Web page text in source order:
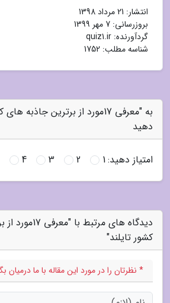
انتشار: 21 مرداد 1398
بروزرسانی: 7 مهر 1399
گردآورنده: quiz1.ir
شناسه مطلب: 1752
به "معرفی 17مورد از برترین جاذبه
دهید
امتیاز دهید:1
2
3
4
دیدگاه های
کشور تایلند"
* نظرتان را در مورد این مقاله با ما درمیان